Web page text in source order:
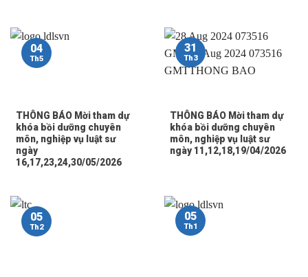
THÔNG BÁO Mời tham dự
khóa bồi dưỡng chuyên
môn, nghiệp vụ luật sư
ngày
16,17,23,24,30/05/2026
04
Th5
THÔNG BÁO Mời tham dự
khóa bồi dưỡng chuyên
môn, nghiệp vụ luật sư
ngày 11,12,18,19/04/2026
31
Th3
05
Th2
05
Th1